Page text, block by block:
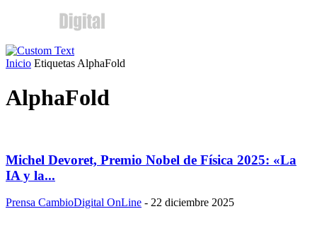
Inicio Etiquetas AlphaFold
AlphaFold
Michel Devoret, Premio Nobel de Física 2025: «La
IA y la...
Prensa CambioDigital OnLine - 22 diciembre 2025